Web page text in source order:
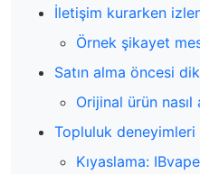
İletişim kurarken
Örnek şikayet
Satın alma öncesi
Orijinal ürün nasıl
Topluluk deneyimleri
Kıyaslama: